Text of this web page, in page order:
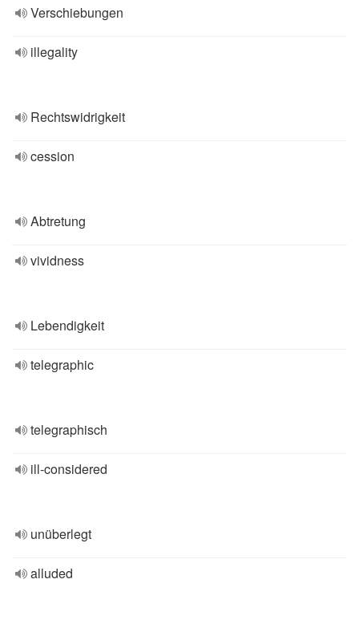
Verschiebungen
illegality
Rechtswidrigkeit
cession
Abtretung
vividness
Lebendigkeit
telegraphic
telegraphisch
ill-considered
unüberlegt
alluded